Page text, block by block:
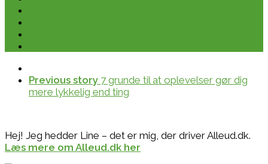
Previous story 7 grunde til at oplevelser gør dig
mere lykkelig end ting
Hej! Jeg hedder Line – det er mig, der driver Alleud.dk.
Læs mere om Alleud.dk her